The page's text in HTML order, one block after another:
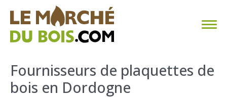
CHAUFFAGE AU BOIS
FAQ
Fournisseurs de plaquettes de
bois en Dordogne